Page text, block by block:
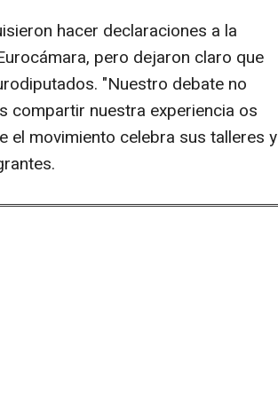
hacer declaraciones a la
pero dejaron claro que
"Nuestro debate no
compartir nuestra experiencia os
el movimiento celebra sus talleres y